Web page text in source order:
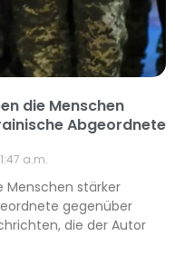
die Menschen
Abgeordnete
1:47 a.m.
Menschen stärker
gegenüber
die der Autor